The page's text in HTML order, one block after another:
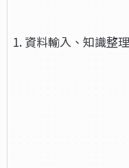
1. 資料輸入、知識整